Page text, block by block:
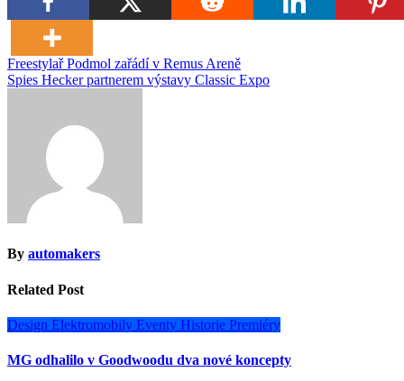
Navigace
pro
Freestylař Podmol zařádí v Remus Areně
Spies Hecker partnerem výstavy Classic Expo
By automakers
Related Post
Design Elektromobily Eventy Historie Premiéry
MG odhalilo v Goodwoodu dva nové koncepty